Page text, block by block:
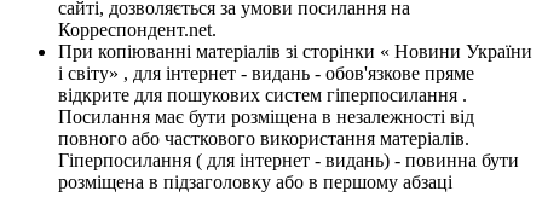
сайті, дозволяється за умови посилання на
Корреспондент.net.
При копіюванні матеріалів зі сторінки « Новини України
і світу» , для інтернет - видань - обов'язкове пряме
відкрите для пошукових систем гіперпосилання .
Посилання має бути розміщена в незалежності від
повного або часткового використання матеріалів.
Гіперпосилання ( для інтернет - видань) - повинна бути
розміщена в підзаголовку або в першому абзаці